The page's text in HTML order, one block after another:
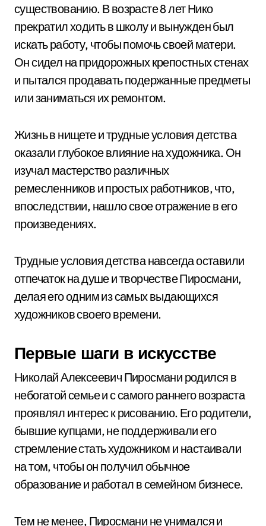
существованию. В возрасте 8 лет Нико
прекратил ходить в школу и вынужден был
искать работу, чтобы помочь своей матери.
Он сидел на придорожных крепостных стенах
и пытался продавать подержанные предметы
или заниматься их ремонтом.
Жизнь в нищете и трудные условия детства
оказали глубокое влияние на художника. Он
изучал мастерство различных
ремесленников и простых работников, что,
впоследствии, нашло свое отражение в его
произведениях.
Трудные условия детства навсегда оставили
отпечаток на душе и творчестве Пиросмани,
делая его одним из самых выдающихся
художников своего времени.
Первые шаги в искусстве
Николай Алексеевич Пиросмани родился в
небогатой семье и с самого раннего возраста
проявлял интерес к рисованию. Его родители,
бывшие купцами, не поддерживали его
стремление стать художником и настаивали
на том, чтобы он получил обычное
образование и работал в семейном бизнесе.
Тем не менее, Пиросмани не унимался и